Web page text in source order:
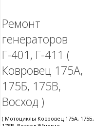
Ремонт
генераторов
Г-401, Г-411 (
Ковровец 175А,
175Б, 175В,
Восход )
( Мотоциклы Ковровец 175А, 175Б,